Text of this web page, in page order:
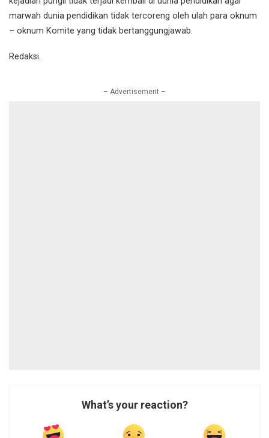
marwah dunia pendidikan tidak tercoreng oleh ulah para oknum
– oknum Komite yang tidak bertanggungjawab.
Redaksi.
– Advertisement –
What’s your reaction?